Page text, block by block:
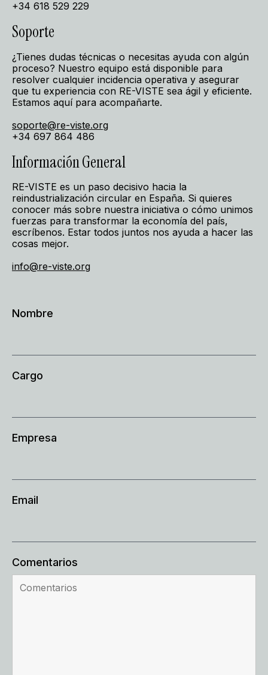
+34 618 529 229
Soporte
¿Tienes dudas técnicas o necesitas ayuda con algún
proceso? Nuestro equipo está disponible para
resolver cualquier incidencia operativa y asegurar
que tu experiencia con RE-VISTE sea ágil y eficiente.
Estamos aquí para acompañarte.
soporte@re-viste.org
+34 697 864 486
Información General
RE-VISTE es un paso decisivo hacia la
reindustrialización circular en España. Si quieres
conocer más sobre nuestra iniciativa o cómo unimos
fuerzas para transformar la economía del país,
escríbenos. Estar todos juntos nos ayuda a hacer las
cosas mejor.
info@re-viste.org
Nombre
Cargo
Empresa
Email
Comentarios